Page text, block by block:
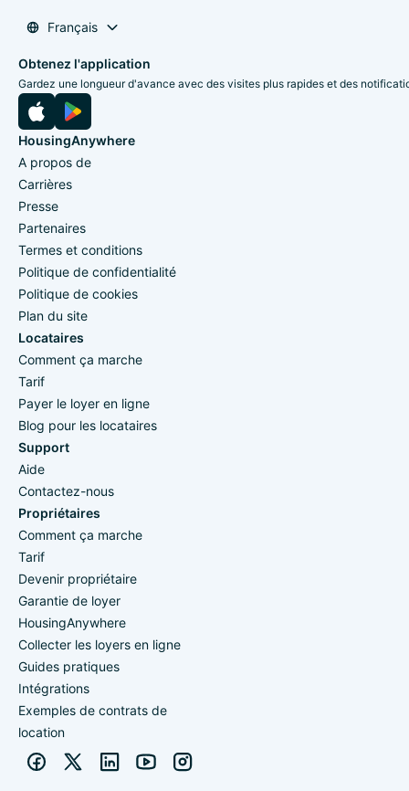
Français
Obtenez l'application
Gardez une longueur d'avance avec des visites plus rapides et des
HousingAnywhere
A propos de
Carrières
Presse
Partenaires
Termes et conditions
Politique de confidentialité
Politique de cookies
Plan du site
Locataires
Comment ça marche
Tarif
Payer le loyer en ligne
Blog pour les locataires
Support
Aide
Contactez-nous
Propriétaires
Comment ça marche
Tarif
Devenir propriétaire
Garantie de loyer
HousingAnywhere
Collecter les loyers en ligne
Guides pratiques
Intégrations
Exemples de contrats de
location